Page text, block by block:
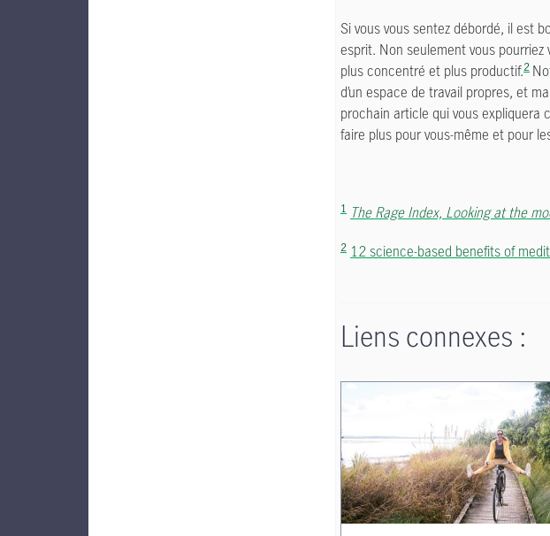
Si vous vous sentez débordé, il est
esprit. Non seulement vous
plus concentré et plus productif.2
d’un espace de travail propres, et
prochain article qui vous expliquera
faire plus pour vous-même et pour
1 The Rage Index, Looking at the
2 12 science-based benefits of
Liens connexes :